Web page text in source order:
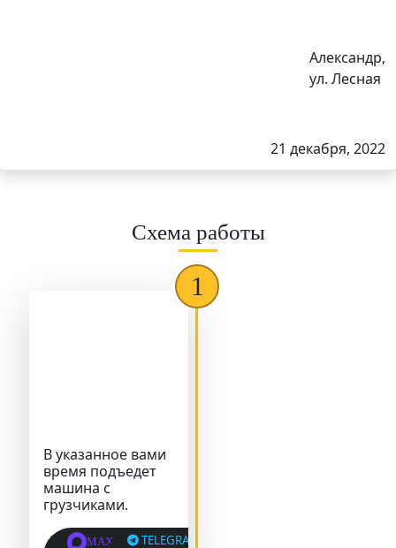
Александр,
ул. Лесная
21 декабря, 2022
Схема работы
В указанное вами
время подъедет
машина с
грузчиками.
MAX TELEGRAM